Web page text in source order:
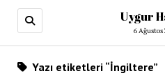
Uygur
6 Ağustos
Yazı etiketleri “İngiltere”